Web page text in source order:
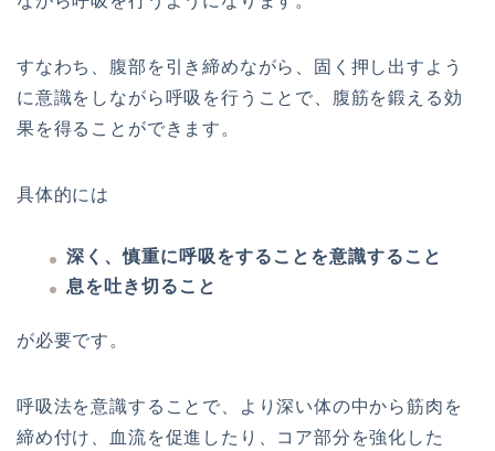
すなわち 腹部 を引 き締めながら 固 く 押 し 出す よ う
に意識を し ながら 呼吸 を行 う こ と で 腹筋を鍛 え る効
果を得る こ と ができ ます 。
具体的には
深く、慎重に呼吸をすることを意識すること
息を吐き切ること
が必要です。
呼吸法を意識す る こ と で よ り深い体の中から筋肉 を
締め付け 血 流を促進 し た り コ ア部分 を強化 し た